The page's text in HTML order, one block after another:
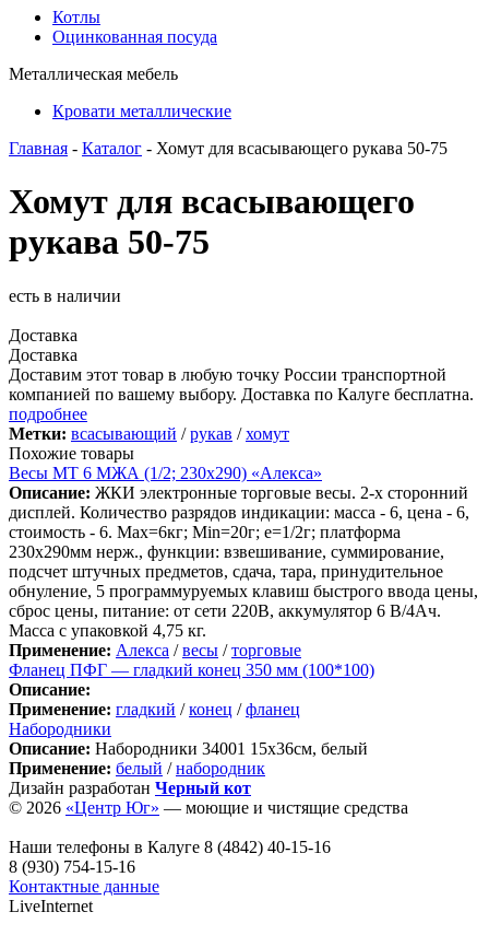
Котлы
Оцинкованная посуда
Металлическая мебель
Кровати металлические
Главная - Каталог - Хомут для всасывающего рукава 50-75
Хомут для всасывающего
рукава 50-75
есть в наличии
Доставка
Доставка
Доставим этот товар в любую точку России транспортной
компанией по вашему выбору. Доставка по Калуге бесплатна.
подробнее
Метки: всасывающий /рукав /хомут
Похожие товары
Весы МТ 6 МЖА (1/2; 230х290) «Алекса»
Описание: ЖКИ электронные торговые весы. 2-х сторонний
дисплей. Количество разрядов индикации: масса - 6, цена - 6,
стоимость - 6. Max=6кг; Min=20г; e=1/2г; платформа
230х290мм нерж., функции: взвешивание, суммирование,
подсчет штучных предметов, сдача, тара, принудительное
обнуление, 5 программуруемых клавиш быстрого ввода цены,
сброс цены, питание: от сети 220В, аккумулятор 6 В/4Ач.
Масса с упаковкой 4,75 кг.
Применение: Алекса /весы /торговые
Фланец ПФГ — гладкий конец 350 мм (100*100)
Описание:
Применение: гладкий /конец /фланец
Набородники
Описание: Набородники 34001 15х36см, белый
Применение: белый /набородник
Дизайн разработан Черный кот
© 2026 «Центр Юг» — моющие и чистящие средства
Наши телефоны в Калуге 8 (4842) 40-15-16
8 (930) 754-15-16
Контактные данные
LiveInternet